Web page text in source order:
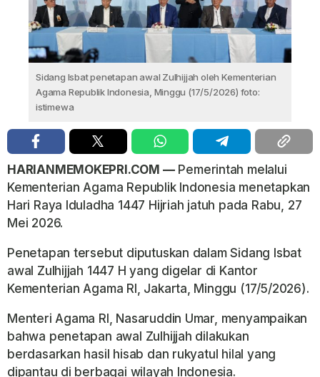
Sidang Isbat penetapan awal Zulhijjah oleh Kementerian
Agama Republik Indonesia, Minggu (17/5/2026) foto:
istimewa
HARIANMEMOKEPRI.COM —Pemerintah melalui
Kementerian Agama Republik Indonesia menetapkan
Hari Raya Iduladha 1447 Hijriah jatuh pada Rabu, 27
Mei 2026.
Penetapan tersebut diputuskan dalam Sidang Isbat
awal Zulhijjah 1447 H yang digelar di Kantor
Kementerian Agama RI, Jakarta, Minggu (17/5/2026).
Menteri Agama RI, Nasaruddin Umar, menyampaikan
bahwa penetapan awal Zulhijjah dilakukan
berdasarkan hasil hisab dan rukyatul hilal yang
dipantau di berbagai wilayah Indonesia.